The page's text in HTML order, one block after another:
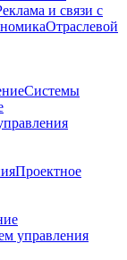
и связи с
Отраслевой
Системы
Проектное
управления